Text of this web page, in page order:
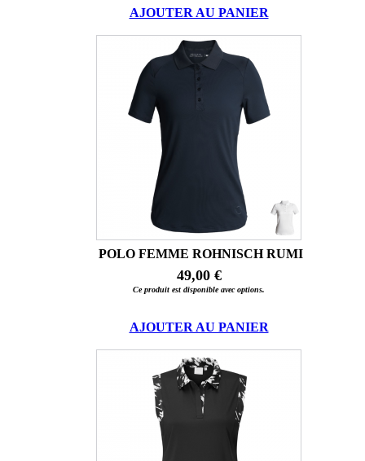
AJOUTER AU PANIER
POLO FEMME ROHNISCH RUMI
49,00 €
Ce produit est disponible avec options.
AJOUTER AU PANIER